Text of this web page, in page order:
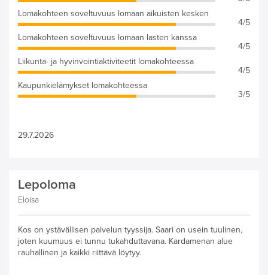
Lomakohteen soveltuvuus lomaan aikuisten kesken
4/5
Lomakohteen soveltuvuus lomaan lasten kanssa
4/5
Liikunta- ja hyvinvointiaktiviteetit lomakohteessa
4/5
Kaupunkielämykset lomakohteessa
3/5
29.7.2026
Lepoloma
Eloisa
Kos on ystävällisen palvelun tyyssija. Saari on usein tuulinen,
joten kuumuus ei tunnu tukahduttavana. Kardamenan alue
rauhallinen ja kaikki riittävä löytyy.